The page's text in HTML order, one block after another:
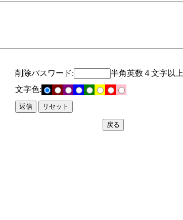
削除パスワード:
半角英数４文字以上
文字色: